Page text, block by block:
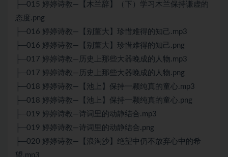
├─015 婷婷诗教—【木兰辞】（下）学习木兰保持谦虚的
态度.png
├─016 婷婷诗教—【别董大】珍惜难得的知己.mp3
├─016 婷婷诗教—【别董大】珍惜难得的知己.png
├─017 婷婷诗教—历史上那些大器晚成的人物.mp3
├─017 婷婷诗教—历史上那些大器晚成的人物.png
├─018 婷婷诗教—【池上】保持一颗纯真的童心.mp3
├─018 婷婷诗教—【池上】保持一颗纯真的童心.png
├─019 婷婷诗教—诗词里的动静结合.mp3
├─019 婷婷诗教—诗词里的动静结合.png
├─020 婷婷诗教—【浪淘沙】绝望中仍不放弃心中的希
望.mp3